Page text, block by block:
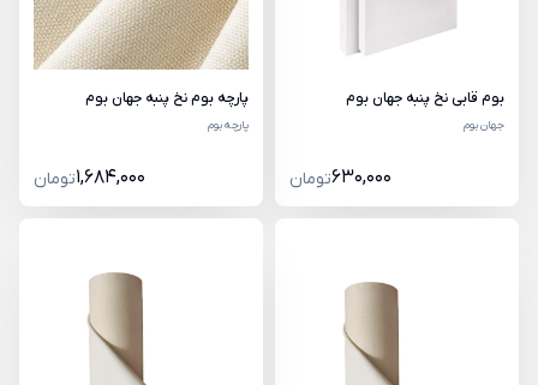
بوم قابی نخ پنبه جهان بوم
جهان بوم
630,000تومان
پارچه بوم نخ پنبه جهان بوم
پارچه بوم
1,684,000تومان